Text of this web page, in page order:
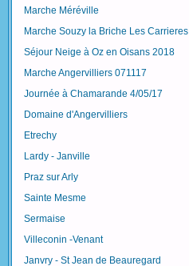
Marche Méréville
Marche Souzy la Briche Les Carrieres
Séjour Neige à Oz en Oisans 2018
Marche Angervilliers 071117
Journée à Chamarande 4/05/17
Domaine d'Angervilliers
Etrechy
Lardy - Janville
Praz sur Arly
Sainte Mesme
Sermaise
Villeconin -Venant
Janvry - St Jean de Beauregard